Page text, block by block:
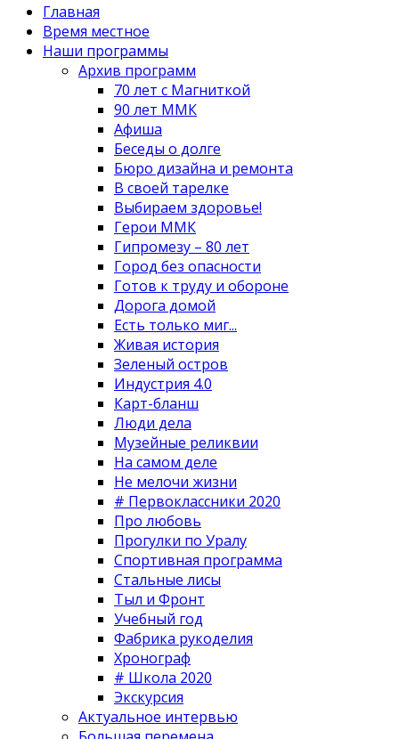
Главная
Время местное
Наши программы
Архив программ
70 лет с Магниткой
90 лет ММК
Афиша
Беседы о долге
Бюро дизайна и ремонта
В своей тарелке
Выбираем здоровье!
Герои ММК
Гипромезу – 80 лет
Город без опасности
Готов к труду и обороне
Дорога домой
Есть только миг...
Живая история
Зеленый остров
Индустрия 4.0
Карт-бланш
Люди дела
Музейные реликвии
На самом деле
Не мелочи жизни
# Первоклассники 2020
Про любовь
Прогулки по Уралу
Спортивная программа
Стальные лисы
Тыл и Фронт
Учебный год
Фабрика рукоделия
Хронограф
# Школа 2020
Экскурсия
Актуальное интервью